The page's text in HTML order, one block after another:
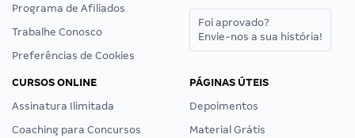
Programa de Afiliados
Trabalhe Conosco
Preferências de Cookies
Foi aprovado?
Envie-nos a sua história!
CURSOS ONLINE
Assinatura Ilimitada
Coaching para Concursos
PÁGINAS ÚTEIS
Depoimentos
Material Grátis